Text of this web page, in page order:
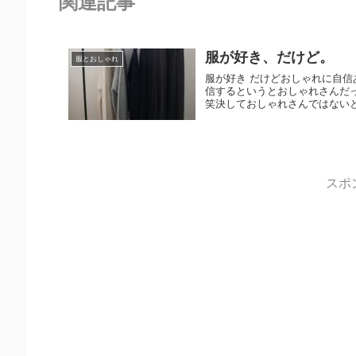
服とおしゃれ 服が好き、だけど。
服が好き だけどおしゃれに自
信するというとおしゃれさん
笑決しておしゃれさんではない
スポ